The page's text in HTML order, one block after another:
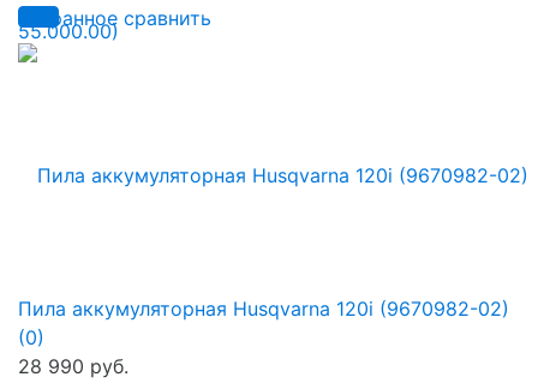
избранное сравнить
Пила аккумуляторная Husqvarna 120i (9670982-02)
(0)
28 990 руб.